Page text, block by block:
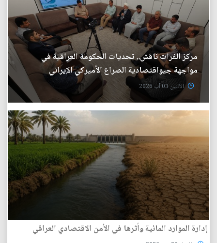
مركز الفرات ناقش.. تحديات الحكومة العراقية في
مواجهة جيواقتصادية الصراع الأميركي الإيراني
الأثنين 03 آب 2026
إدارة الموارد المائية وأثرها في الأمن الاقتصادي العراقي